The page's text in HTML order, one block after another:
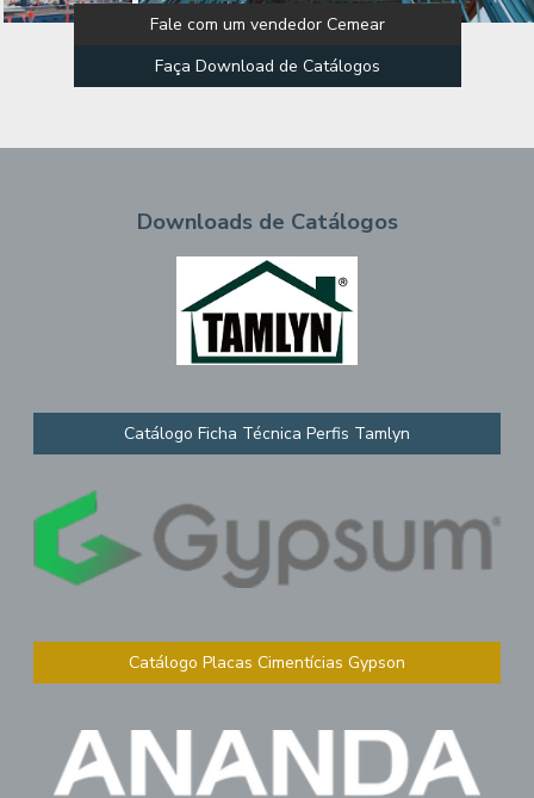
Fale com um vendedor Cemear
Faça Download de Catálogos
Downloads de Catálogos
Catálogo Ficha Técnica Perfis Tamlyn
Catálogo Placas Cimentícias Gypson